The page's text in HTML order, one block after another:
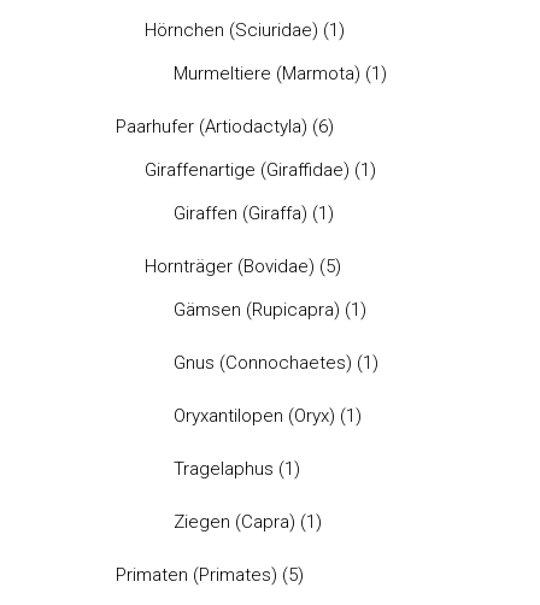
Hörnchen (Sciuridae) (1)
Murmeltiere (Marmota) (1)
Paarhufer (Artiodactyla) (6)
Giraffenartige (Giraffidae) (1)
Giraffen (Giraffa) (1)
Hornträger (Bovidae) (5)
Gämsen (Rupicapra) (1)
Gnus (Connochaetes) (1)
Oryxantilopen (Oryx) (1)
Tragelaphus (1)
Ziegen (Capra) (1)
Primaten (Primates) (5)